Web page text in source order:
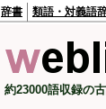
辞書 類語・対義語
約23000語収録の